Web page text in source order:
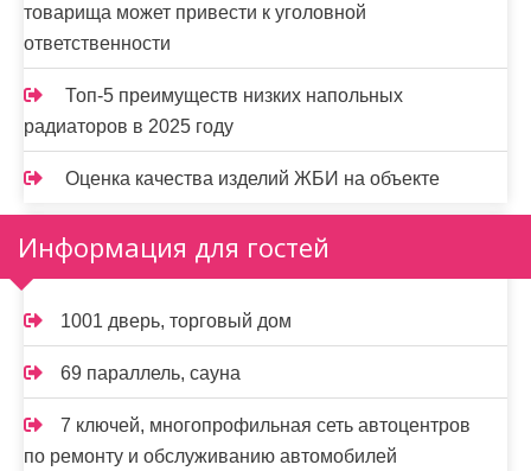
товарища может привести к уголовной
ответственности
Топ-5 преимуществ низких напольных
радиаторов в 2025 году
Оценка качества изделий ЖБИ на объекте
Информация для гостей
1001 дверь, торговый дом
69 параллель, сауна
7 ключей, многопрофильная сеть автоцентров
по ремонту и обслуживанию автомобилей